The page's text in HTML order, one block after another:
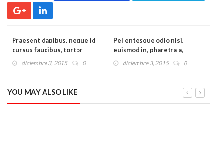
Praesent dapibus, neque id
cursus faucibus, tortor
neque egestas augue, eu
diciembre 3, 2015 0
Pellentesque odio nisi,
euismod in, pharetra a,
ultricies in, diam. Sed arcu.
diciembre 3, 2015 0
YOU MAY ALSO LIKE
Suspendisse urna nibh, viverra non, semper suscipit, posuere